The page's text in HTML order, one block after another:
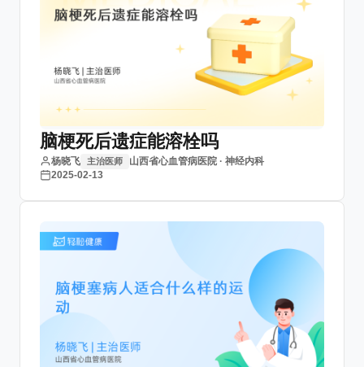
脑梗死后遗症能溶栓吗
杨晓飞 主治医师
山西省心血管病医院 · 神经内科
2025-02-13